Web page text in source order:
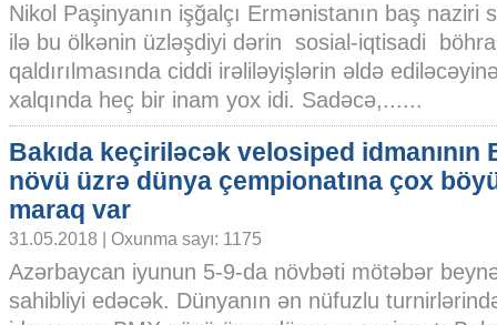
Nikol Paşinyanın işğalçı Ermənistanın baş naziri
ilə bu ölkənin üzləşdiyi dərin sosial-iqtisadi
qaldırılmasında ciddi irəliləyişlərin əldə
xalqında heç bir inam yox idi. Sadəcə,......
Bakıda keçiriləcək velosiped idmanının
növü üzrə dünya çempionatına çox
maraq var
31.05.2018 | Oxunma sayı: 1175
Azərbaycan iyunun 5-9-da növbəti mötəbər
sahibliyi edəcək. Dünyanın ən nüfuzlu